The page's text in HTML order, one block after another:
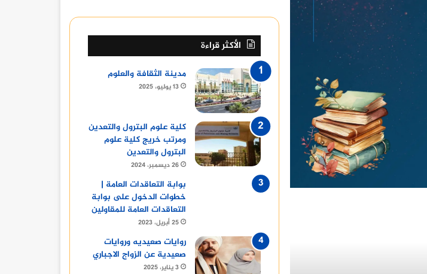
الأكثر قراءة
مدينة الثقافة والعلوم
13 يوليو، 2025
كلية علوم البترول والتعدين
ومرتب خريج كلية علوم
البترول والتعدين
26 ديسمبر، 2024
بوابة التعاقدات العامة |
خطوات الدخول على بوابة
التعاقدات العامة للمقاولين
25 أبريل، 2023
روايات صعيديه وروايات
صعيدية عن الزواج الاجباري
3 يناير، 2025